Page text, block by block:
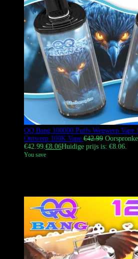
QQ Bang 100000 Puffs Wegwerp Vape
Ontwerp 100K Vape €42.99
€42.99.€8.06Huidige prijs is: €8.06.
You save